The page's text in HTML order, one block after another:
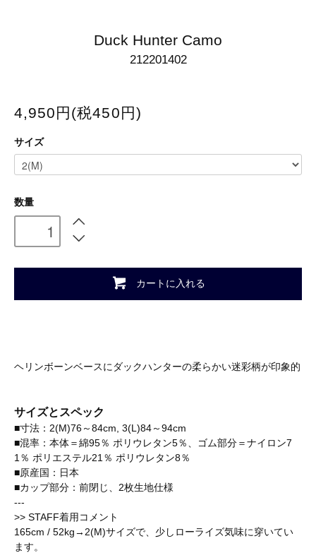
Duck Hunter Camo
212201402
4,950円(税450円)
サイズ
数量
カートに入れる
ヘリンボーンベースにダックハンターの柔らかい迷彩柄が印象的
サイズとスペック
■寸法：2(M)76～84cm, 3(L)84～94cm
■混率：本体＝綿95％ ポリウレタン5％、ゴム部分＝ナイロン7
1％ ポリエステル21％ ポリウレタン8％
■原産国：日本
■カップ部分：前閉じ、2枚生地仕様
---
>> STAFF着用コメント
165cm / 52kg→2(M)サイズで、少しローライズ気味に穿いてい
ます。